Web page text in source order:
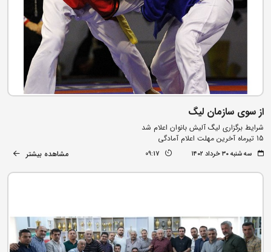
از سوی سازمان لیگ
شرایط برگزاری لیگ آلیش بانوان اعلام شد
15 تیرماه آخرین مهلت اعلام آمادگی
سه شنبه ۳۰ خرداد ۱۴۰۲ 09:17 مشاهده بیشتر